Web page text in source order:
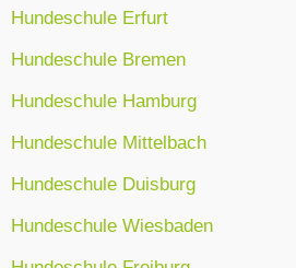
Hundeschule Erfurt
Hundeschule Bremen
Hundeschule Hamburg
Hundeschule Mittelbach
Hundeschule Duisburg
Hundeschule Wiesbaden